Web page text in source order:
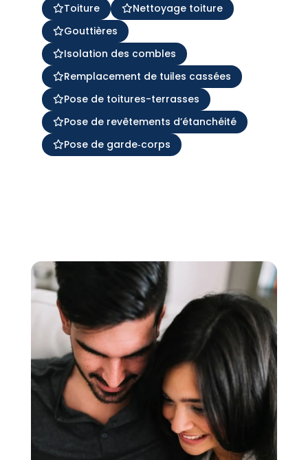
Toiture
Nettoyage toiture
Gouttières
Isolation des combles
Remplacement de tuiles cassées
Pose de toitures-terrasses
Pose de revêtements d’étanchéité
Pose de garde‑corps